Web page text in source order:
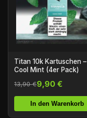
Titan 10k Kartuschen –
Cool Mint (4er Pack)
13,90 €9,90 €
In den Warenkorb